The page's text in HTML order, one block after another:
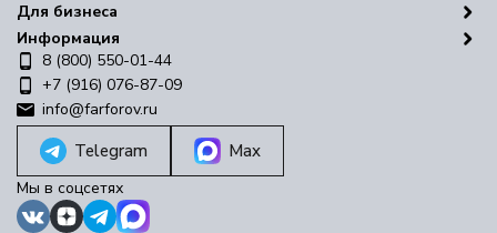
Для бизнеса
Информация
8 (800) 550-01-44
+7 (916) 076-87-09
info@farforov.ru
Telegram Max
Мы в соцсетях